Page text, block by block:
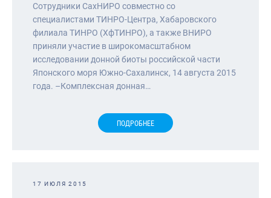
Сотрудники СахНИРО совместно со
специалистами ТИНРО-Центра, Хабаровского
филиала ТИНРО (ХфТИНРО), а также ВНИРО
приняли участие в широкомасштабном
исследовании донной биоты российской части
Японского моря Южно-Сахалинск, 14 августа 2015
года. –Комплексная донная…
ПОДРОБНЕЕ
17 ИЮЛЯ 2015